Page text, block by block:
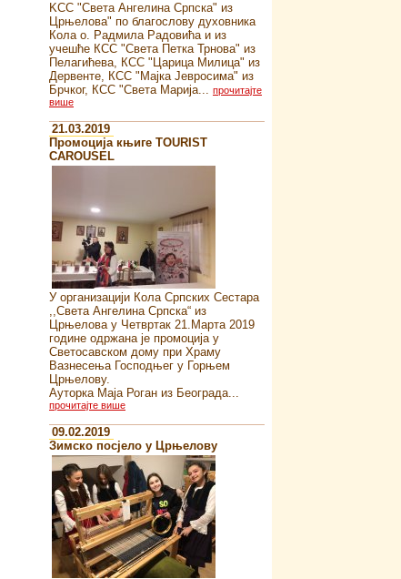
KСС "Света Ангелина Српска" из
Црњелова" по благослову духовника
Кола о. Радмила Радовића и из
учешће КСС "Света Петка Трнова" из
Пелагићева, КСС "Царица Милица" из
Дервенте, КСС "Мајка Јевросима" из
Брчког, КСС "Света Марија... прочитајте
више
21.03.2019
Промоција књиге TOURIST
CAROUSEL
У организацији Кола Српских Сестара
,,Света Ангелина Српска“ из
Црњелова у Четвртак 21.Марта 2019
године одржана је промоција у
Светосавском дому при Храму
Вазнесења Господњег у Горњем
Црњелову.
Ауторка Маја Роган из Београда...
прочитајте више
09.02.2019
Зимско посјело у Црњелову